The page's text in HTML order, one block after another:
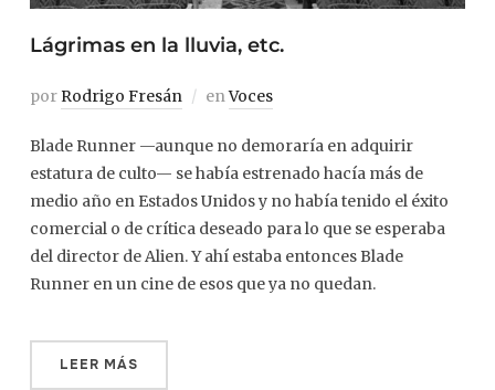
Lágrimas en la lluvia, etc.
por Rodrigo Fresán enVoces
Blade Runner —aunque no demoraría en adquirir
estatura de culto— se había estrenado hacía más de
medio año en Estados Unidos y no había tenido el éxito
comercial o de crítica deseado para lo que se esperaba
del director de Alien. Y ahí estaba entonces Blade
Runner en un cine de esos que ya no quedan.
LEER MÁS